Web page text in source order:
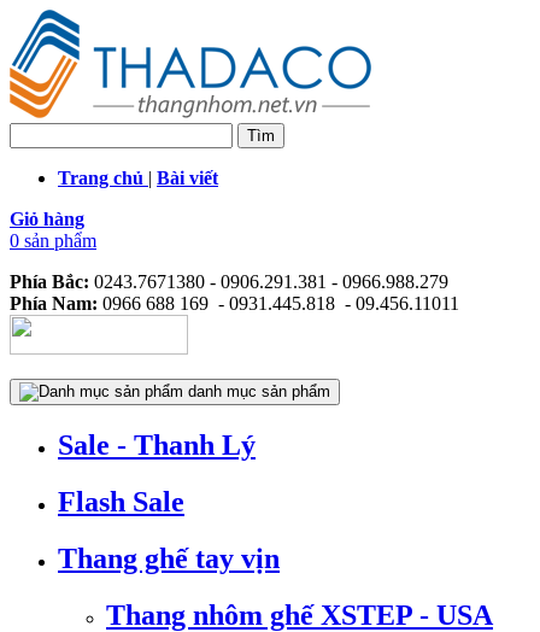
Trang chủ | Bài viết
Giỏ hàng
0 sản phẩm
Phía Bắc: 0243.7671380 - 0906.291.381 - 0966.988.279
Phía Nam: 0966 688 169 - 0931.445.818 - 09.456.11011
danh mục sản phẩm
Sale - Thanh Lý
Flash Sale
Thang ghế tay vịn
Thang nhôm ghế XSTEP - USA